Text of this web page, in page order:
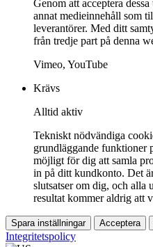
Genom att acceptera
annat medieinnehåll som
leverantörer. Med ditt
från tredje part på denna
Vimeo, YouTube
Krävs
Alltid aktiv
Tekniskt nödvändiga
grundläggande funktioner
möjligt för dig att samla
in på ditt kundkonto. Det
slutsatser om dig, och alla
resultat kommer aldrig att
Spara inställningar Acceptera
Integritetspolicy